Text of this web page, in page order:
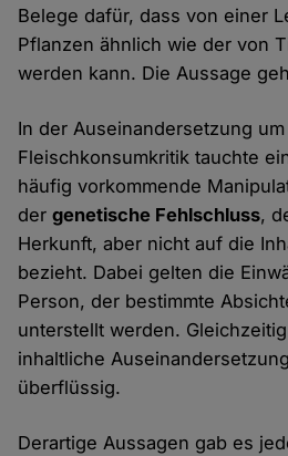
Belege dafür, dass von einer
Pflanzen ähnlich wie der von
werden kann. Die Aussage
In der Auseinandersetzung
Fleischkonsumkritik tauchte
häufig vorkommende
dergenetische Fehlschluss,
Herkunft, aber nicht auf die
bezieht. Dabei gelten die
Person, der bestimmte
unterstellt werden.
inhaltliche
überflüssig.
Derartige Aussagen gab es